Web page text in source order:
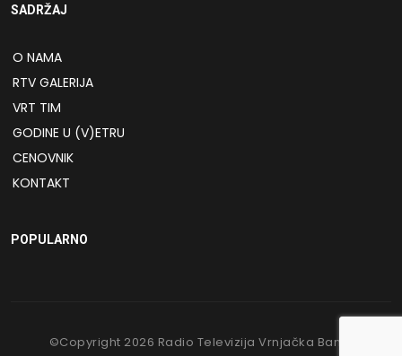
SADRŽAJ
O NAMA
RTV GALERIJA
VRT TIM
GODINE U (V)ETRU
CENOVNIK
KONTAKT
POPULARNO
©Copyright 2026 Radio Televizija Vrnjačka Banja